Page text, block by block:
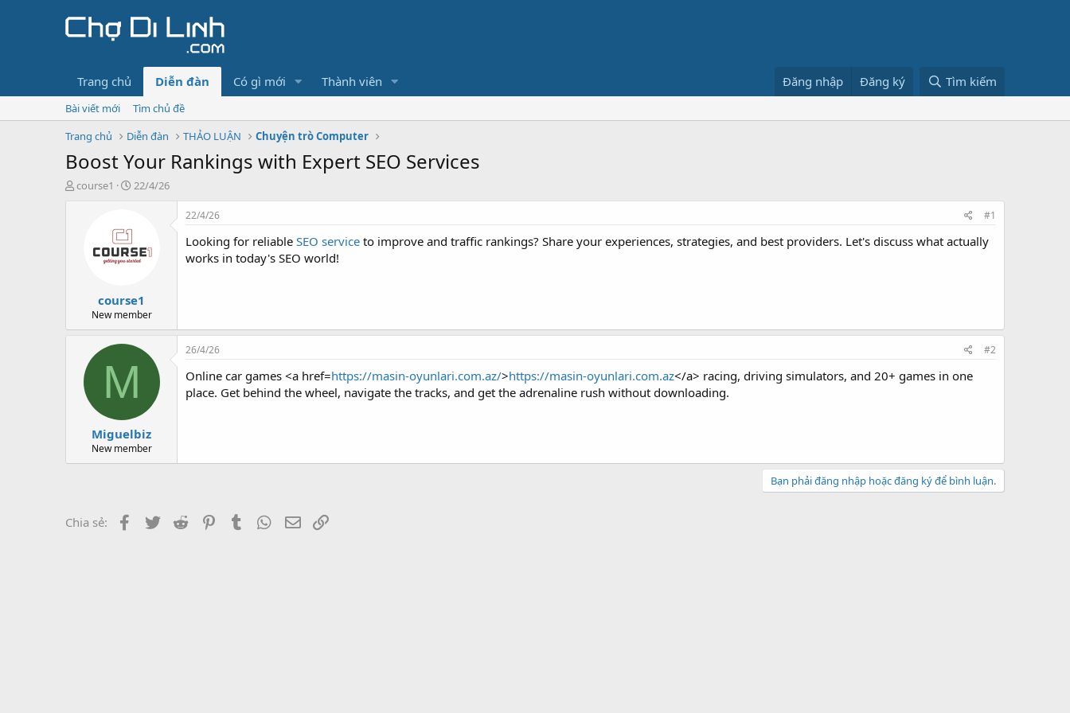
Trang chủ Diễn đàn Có gì mới Thành viên Đăng nhập Đăng ký Tìm kiếm
Bài viết mới
Tìm chủ đề
Trang chủ
Diễn đàn THẢO LUẬN Chuyện trò Computer
Boost Your Rankings with Expert SEO Services
T
t
course1
N
ử
22/4/26
course1
New member
22/4/26 #1
Looking for reliable SEO service to improve and traffic rankings? Share your experiences, strategies, and best providers. Let's discuss what actually
works in today's SEO world!
M
Miguelbiz
New member
26/4/26 #2
Online car games <a href=https://masin-oyunlari.com.az/>https://masin-oyunlari.com.az</a> racing, driving simulators, and 20+ games in one
place. Get behind the wheel, navigate the tracks, and get the adrenaline rush without downloading.
Bạn phải đăng nhập hoặc đăng ký để bình luận.
Chia sẻ: Facebook
Twitter Reddit PinterestTumblrWhatsApp
Email